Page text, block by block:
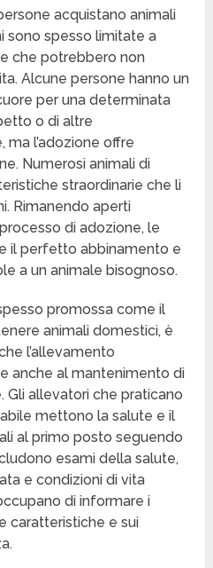
acquistano animali
sono spesso limitate a
che potrebbero non
Alcune persone hanno un
per una determinata
o di altre
l’adozione offre
Numerosi animali di
straordinarie che li
Rimanendo aperti
di adozione, le
il perfetto abbinamento e
a un animale bisognoso.
promossa come il
animali domestici, è
l’allevamento
anche al mantenimento di
Gli allevatori che praticano
mettono la salute e il
al primo posto seguendo
esami della salute,
e condizioni di vita
di informare i
caratteristiche e sui